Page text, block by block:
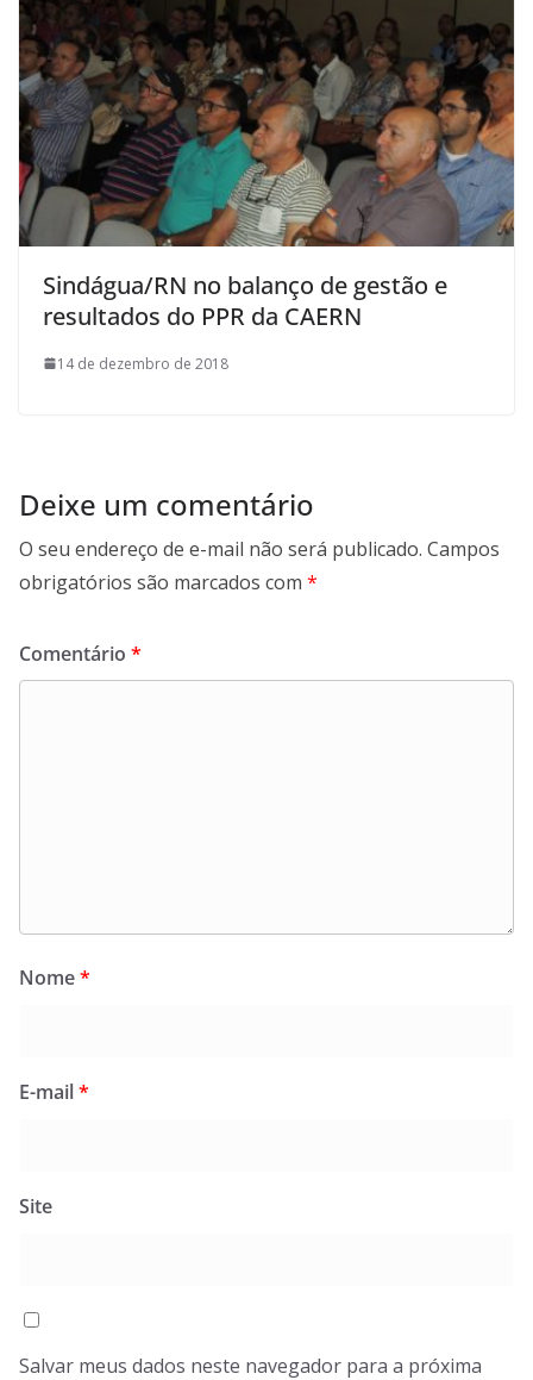
Sindágua/RN no balanço de gestão e
resultados do PPR da CAERN
14 de dezembro de 2018
Deixe um comentário
O seu endereço de e-mail não será publicado. Campos
obrigatórios são marcados com *
Comentário *
Nome*
E-mail*
Site
Salvar meus dados neste navegador para a próxima